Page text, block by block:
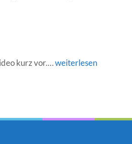
kurz vor.…Vorfreude
weiterlesen